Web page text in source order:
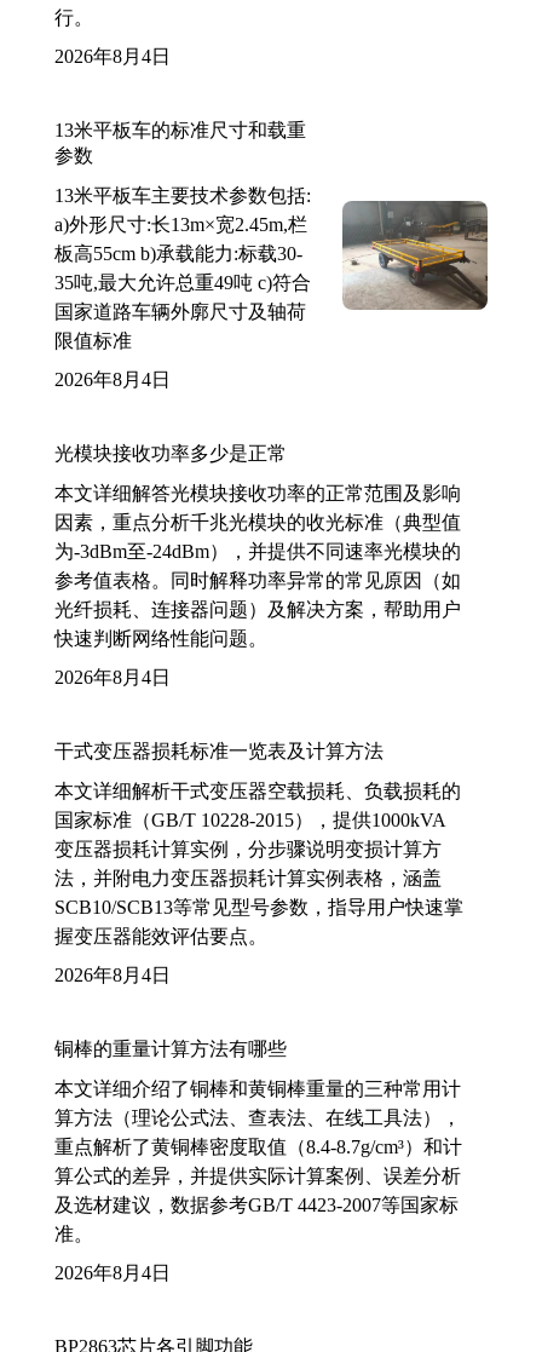
行。
2026年8月4日
13米平板车的标准尺寸和载重
参数
13米平板车主要技术参数包括:
a)外形尺寸:长13m×宽2.45m,栏
板高55cm b)承载能力:标载30-
35吨,最大允许总重49吨 c)符合
国家道路车辆外廓尺寸及轴荷
限值标准
2026年8月4日
光模块接收功率多少是正常
本文详细解答光模块接收功率的正常范围及影响
因素，重点分析千兆光模块的收光标准（典型值
为-3dBm至-24dBm），并提供不同速率光模块的
参考值表格。同时解释功率异常的常见原因（如
光纤损耗、连接器问题）及解决方案，帮助用户
快速判断网络性能问题。
2026年8月4日
干式变压器损耗标准一览表及计算方法
本文详细解析干式变压器空载损耗、负载损耗的
国家标准（GB/T 10228-2015），提供1000kVA
变压器损耗计算实例，分步骤说明变损计算方
法，并附电力变压器损耗计算实例表格，涵盖
SCB10/SCB13等常见型号参数，指导用户快速掌
握变压器能效评估要点。
2026年8月4日
铜棒的重量计算方法有哪些
本文详细介绍了铜棒和黄铜棒重量的三种常用计
算方法（理论公式法、查表法、在线工具法），
重点解析了黄铜棒密度取值（8.4-8.7g/cm³）和计
算公式的差异，并提供实际计算案例、误差分析
及选材建议，数据参考GB/T 4423-2007等国家标
准。
2026年8月4日
BP2863芯片各引脚功能